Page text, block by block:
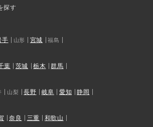
探す
手 山形 宮城 福島
葉 茨城 栃木
群馬
山梨 長野 岐阜 愛知
静岡
奈良 三重
和歌山